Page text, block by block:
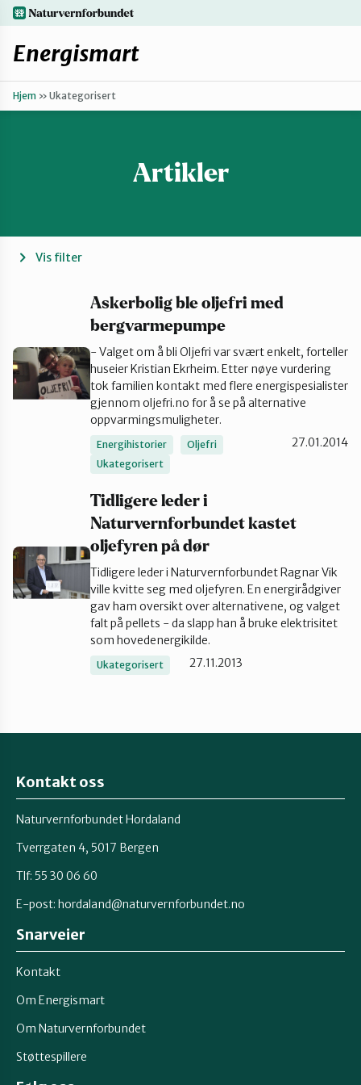
Hopp
til
hovedinnhold
velg produkt
Få hjelp
naturvernforbundet.no
Energismart
Hjem » Ukategorisert
Artikler
Vis filter
Askerbolig ble oljefri med
bergvarmepumpe
- Valget om å bli Oljefri var svært enkelt, forteller
huseier Kristian Ekrheim. Etter nøye vurdering
tok familien kontakt med flere energispesialister
gjennom oljefri.no for å se på alternative
oppvarmingsmuligheter.
Energihistorier
Oljefri
Ukategorisert
27.01.2014
Tidligere leder i
Naturvernforbundet kastet
oljefyren på dør
Tidligere leder i Naturvernforbundet Ragnar Vik
ville kvitte seg med oljefyren. En energirådgiver
gav ham oversikt over alternativene, og valget
falt på pellets - da slapp han å bruke elektrisitet
som hovedenergikilde.
Ukategorisert 27.11.2013
Kontakt oss
Naturvernforbundet Hordaland
Tverrgaten 4, 5017 Bergen
Tlf: 55 30 06 60
E-post: hordaland@naturvernforbundet.no
Snarveier
Kontakt
Om Energismart
Om Naturvernforbundet
Støttespillere